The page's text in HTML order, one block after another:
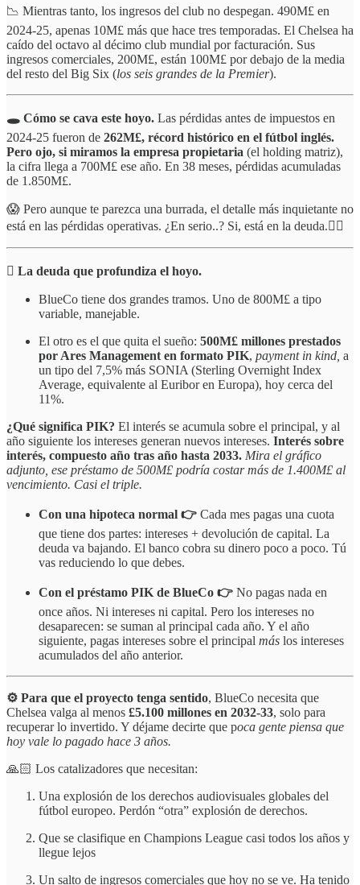
📉 Mientras tanto, los ingresos del club no despegan. 490M£ en
2024-25, apenas 10M£ más que hace tres temporadas. El Chelsea ha
caído del octavo al décimo club mundial por facturación. Sus
ingresos comerciales, 200M£, están 100M£ por debajo de la media
del resto del Big Six (los seis grandes de la Premier).
🕳️ Cómo se cava este hoyo. Las pérdidas antes de impuestos en
2024-25 fueron de 262M£, récord histórico en el fútbol inglés.
Pero ojo, si miramos la empresa propietaria (el holding matriz),
la cifra llega a 700M£ ese año. En 38 meses, pérdidas acumuladas
de 1.850M£.
😱 Pero aunque te parezca una burrada, el detalle más inquietante no
está en las pérdidas operativas. ¿En serio..? Si, está en la deuda.👇🏻
🪏 La deuda que profundiza el hoyo.
BlueCo tiene dos grandes tramos. Uno de 800M£ a tipo
variable, manejable.
El otro es el que quita el sueño: 500M£ millones prestados
por Ares Management en formato PIK, payment in kind, a
un tipo del 7,5% más SONIA (Sterling Overnight Index
Average, equivalente al Euribor en Europa), hoy cerca del
11%.
¿Qué significa PIK? El interés se acumula sobre el principal, y al
año siguiente los intereses generan nuevos intereses. Interés sobre
interés, compuesto año tras año hasta 2033. Mira el gráfico
adjunto, ese préstamo de 500M£ podría costar más de 1.400M£ al
vencimiento. Casi el triple.
Con una hipoteca normal 👉 Cada mes pagas una cuota
que tiene dos partes: intereses + devolución de capital. La
deuda va bajando. El banco cobra su dinero poco a poco. Tú
vas reduciendo lo que debes.
Con el préstamo PIK de BlueCo 👉 No pagas nada en
once años. Ni intereses ni capital. Pero los intereses no
desaparecen: se suman al principal cada año. Y el año
siguiente, pagas intereses sobre el principal más los intereses
acumulados del año anterior.
⚙️ Para que el proyecto tenga sentido, BlueCo necesita que
Chelsea valga al menos £5.100 millones en 2032-33, solo para
recuperar lo invertido. Y déjame decirte que poca gente piensa que
hoy vale lo pagado hace 3 años.
🙏🏻 Los catalizadores que necesitan:
Una explosión de los derechos audiovisuales globales del
fútbol europeo. Perdón “otra” explosión de derechos.
Que se clasifique en Champions League casi todos los años y
llegue lejos
Un salto de ingresos comerciales que hoy no se ve. Ha tenido